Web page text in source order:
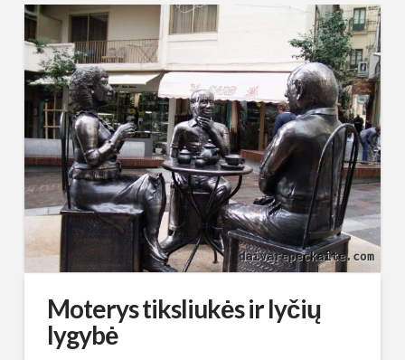
Moterys tiksliukės ir lyčių
lygybė